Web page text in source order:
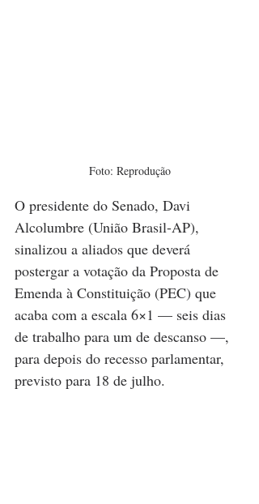
Foto: Reprodução
O presidente do Senado, Davi
Alcolumbre (União Brasil-AP),
sinalizou a aliados que deverá
postergar a votação da Proposta de
Emenda à Constituição (PEC) que
acaba com a escala 6×1 — seis dias
de trabalho para um de descanso —,
para depois do recesso parlamentar,
previsto para 18 de julho.